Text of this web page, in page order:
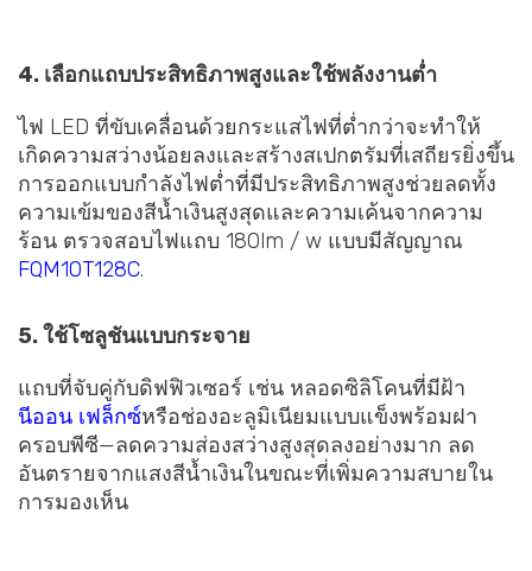
4. เลือกแถบประสิทธิภาพสูงและใช้พลังงานต่ำ
ไฟ LED ที่ขับเคลื่อนด้วยกระแสไฟที่ต่ำกว่าจะทำให้
เกิดความสว่างน้อยลงและสร้างสเปกตรัมที่เสถียรยิ่งขึ้น
การออกแบบกำลังไฟต่ำที่มีประสิทธิภาพสูงช่วยลดทั้ง
ความเข้มของสีน้ำเงินสูงสุดและความเค้นจากความ
ร้อน ตรวจสอบไฟแถบ 180lm / w แบบมีสัญญาณ
FQM10T128C.
5. ใช้โซลูชันแบบกระจาย
แถบที่จับคู่กับดิฟฟิวเซอร์ เช่น หลอดซิลิโคนที่มีฝ้า
นีออน เฟล็กซ์หรือช่องอะลูมิเนียมแบบแข็งพร้อมฝา
ครอบพีซี—ลดความส่องสว่างสูงสุดลงอย่างมาก ลด
อันตรายจากแสงสีน้ำเงินในขณะที่เพิ่มความสบายใน
การมองเห็น